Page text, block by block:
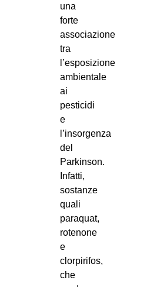
una
forte
associazione
tra
l’esposizione
ambientale
ai
pesticidi
e
l’insorgenza
del
Parkinson.
Infatti,
sostanze
quali
paraquat,
rotenone
e
clorpirifos,
che